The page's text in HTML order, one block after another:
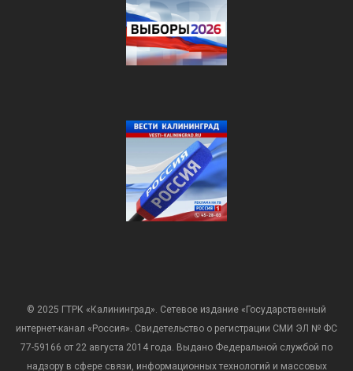
© 2025 ГТРК «Калининград». Сетевое издание «Государственный
интернет-канал «Россия». Свидетельство о регистрации СМИ ЭЛ № ФС
77-59166 от 22 августа 2014 года. Выдано Федеральной службой по
надзору в сфере связи, информационных технологий и массовых